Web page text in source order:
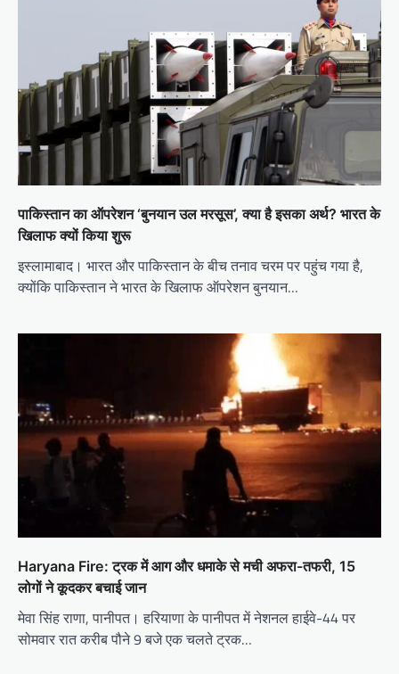
पाकिस्तान का ऑपरेशन ‘बुनयान उल मरसूस’, क्या है इसका अर्थ? भारत के
खिलाफ क्यों किया शुरू
इस्लामाबाद। भारत और पाकिस्तान के बीच तनाव चरम पर पहुंच गया है,
क्योंकि पाकिस्तान ने भारत के खिलाफ ऑपरेशन बुनयान…
Haryana Fire: ट्रक में आग और धमाके से मची अफरा-तफरी, 15
लोगों ने कूदकर बचाई जान
मेवा सिंह राणा, पानीपत। हरियाणा के पानीपत में नेशनल हाईवे-44 पर
सोमवार रात करीब पौने 9 बजे एक चलते ट्रक…